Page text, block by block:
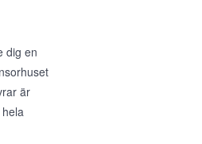
dig en
är